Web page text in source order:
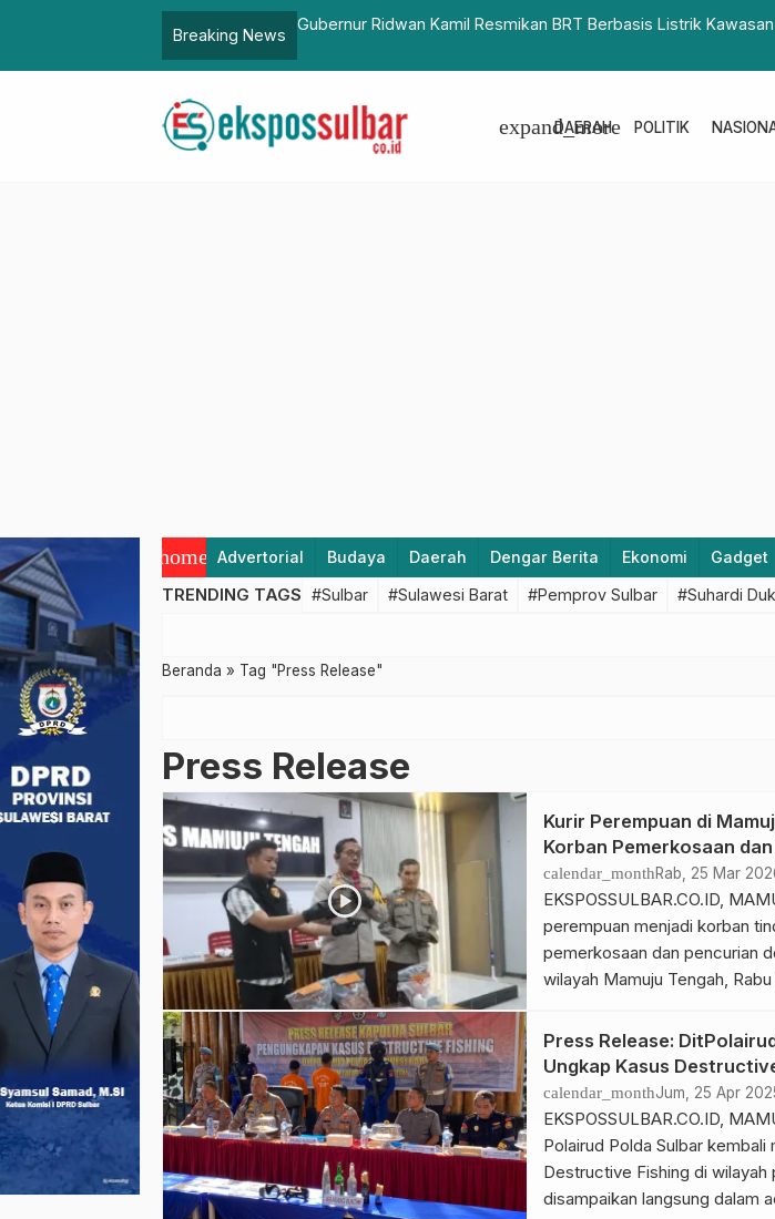
Breaking News
Kamil Resmikan BRT Berbasis Listrik Kawasan Bandung Raya Pilkades Singgani Sukses,
DAERAH
expand_more POLITIK
home Advertorial Budaya Daerah Dengar Berita Ekonomi Gadget
TRENDING TAGS #Sulbar #Sulawesi Barat #Pemprov Sulbar #Suhardi
Beranda » Tag "Press Release"
Press Release
Kurir Perempuan di
Korban Pemerkosaan
Pelaku Ditangkap Polisi
calendar_monthRab, 25 Mar
EKSPOSSULBAR.CO.ID,
perempuan menjadi korban
pemerkosaan dan pencurian
wilayah Mamuju Tengah,
peristiwa bermula saat pelaku
kepada korban dengan dalih
Desa Tapilina menuju Desa
di lokasi kejadian, pelaku
[…]
Press Release:
Ungkap Kasus
calendar_monthJum, 25 Apr
EKSPOSSULBAR.CO.ID,
Polairud Polda Sulbar kembali
Destructive Fishing di wilayah
disampaikan langsung dalam